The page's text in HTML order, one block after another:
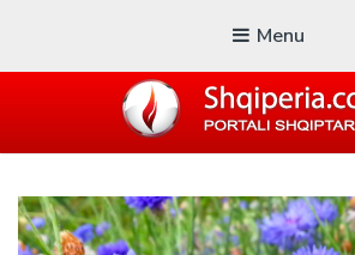
Menu
Blogu i ShqiperiaCom